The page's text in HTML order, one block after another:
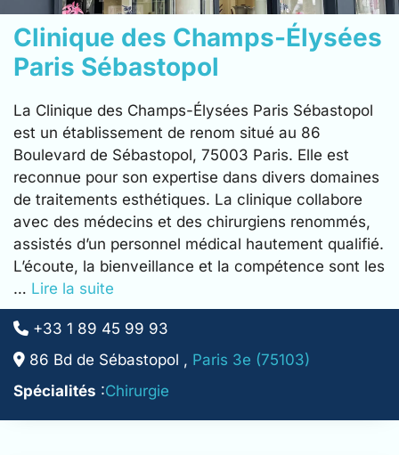
Clinique des Champs-Élysées
Paris Sébastopol
La Clinique des Champs-Élysées Paris Sébastopol
est un établissement de renom situé au 86
Boulevard de Sébastopol, 75003 Paris. Elle est
reconnue pour son expertise dans divers domaines
de traitements esthétiques. La clinique collabore
avec des médecins et des chirurgiens renommés,
assistés d’un personnel médical hautement qualifié.
L’écoute, la bienveillance et la compétence sont les
… Lire la suite
+33 1 89 45 99 93
86 Bd de Sébastopol , Paris 3e (75103)
Spécialités :Chirurgie